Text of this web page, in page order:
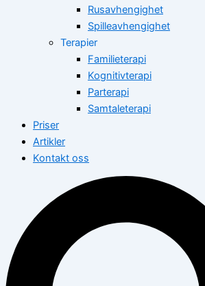
Rusavhengighet
Spilleavhengighet
Terapier
Familieterapi
Kognitivterapi
Parterapi
Samtaleterapi
Priser
Artikler
Kontakt oss